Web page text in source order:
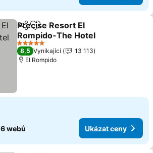
SdíletPřidat na seznam oblíbených
Precise Resort El
Rompido-The Hotel
Ukázat ceny
5 Počet hvězdiček
8,5 Vynikající
13 113
El Rompido
6 webů Ukázat ceny